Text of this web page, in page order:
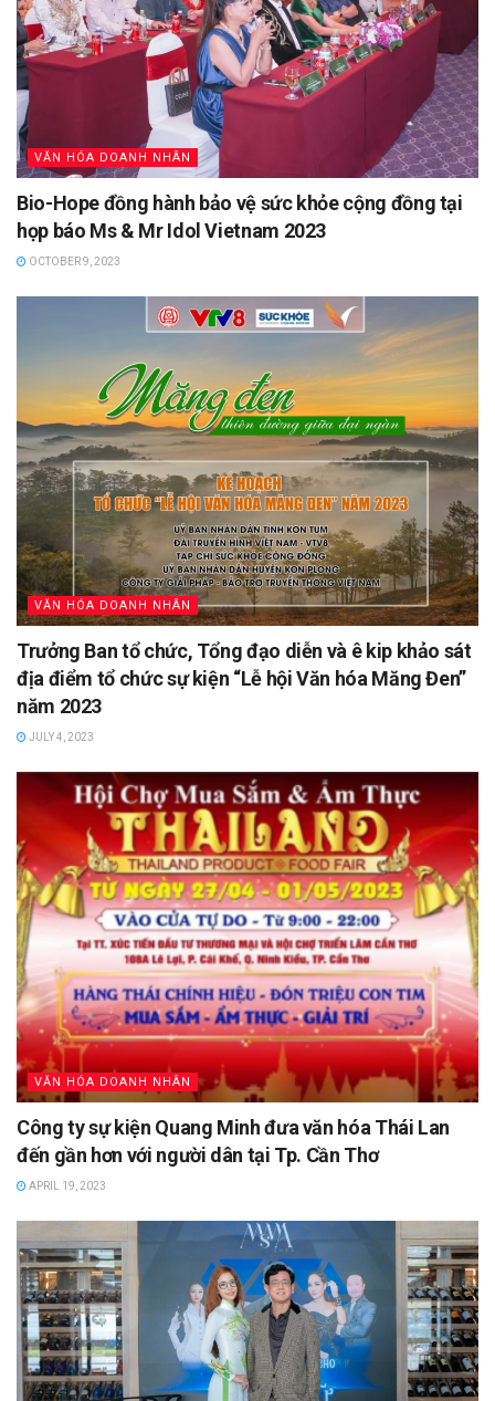
VĂN HÓA DOANH NHÂN
Bio-Hope đồng hành bảo vệ sức khỏe cộng đồng tại
họp báo Ms & Mr Idol Vietnam 2023
OCTOBER 9, 2023
VĂN HÓA DOANH NHÂN
Trưởng Ban tổ chức, Tổng đạo diễn và ê kip khảo sát
địa điểm tổ chức sự kiện “Lễ hội Văn hóa Măng Đen”
năm 2023
JULY 4, 2023
VĂN HÓA DOANH NHÂN
Công ty sự kiện Quang Minh đưa văn hóa Thái Lan
đến gần hơn với người dân tại Tp. Cần Thơ
APRIL 19, 2023